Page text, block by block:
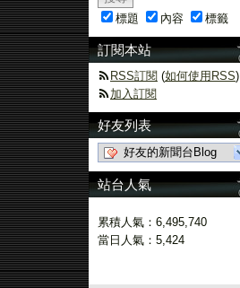
標題 內容 標籤
訂閱本站
RSS訂閱 (如何使用RSS)
加入訂閱
好友列表
好友的新聞台Blog
站台人氣
累積人氣： 6,495,740
當日人氣： 5,424